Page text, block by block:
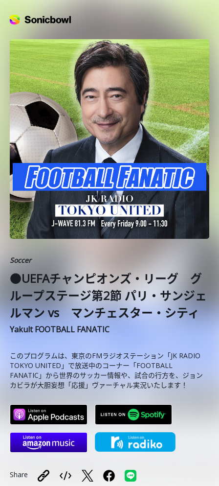
Soccer
●UEFAチャンピオンズ・リーグ グ
ループステージ第2節 パリ・サンジェ
ルマン vs マンチェスター・シティ
Yakult FOOTBALL FANATIC
このプログラムは、東京のFMラジオステーション「JK RADIO
TOKYO UNITED」で放送中のコーナー「FOOTBALL
FANATIC」から世界のサッカー情報や、試合の行方を、ジョン
カビラが大胆妄想「応援」ヴァーチャル実況いたします！
Share